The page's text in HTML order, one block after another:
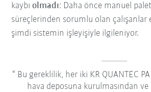
kaybıolmadı: Daha önce manuel
süreçlerinden sorumlu olan çalışanlar
şimdi sistemin işleyişiyle ilgileniyor.
Bu gereklilik, her iki KR QUANTEC
hava deposuna kurulmasından ve